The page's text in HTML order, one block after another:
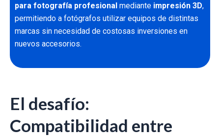
para fotografía profesional mediante impresión 3D,
permitiendo a fotógrafos utilizar equipos de distintas
marcas sin necesidad de costosas inversiones en
nuevos accesorios.
El desafío:
Compatibilidad entre